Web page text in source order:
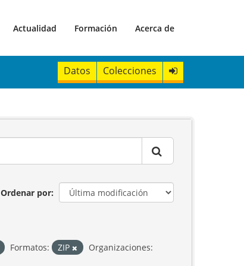
Actualidad Formación Acerca de
Datos Colecciones
Ordenar por
Formatos: ZIP
Organizaciones: